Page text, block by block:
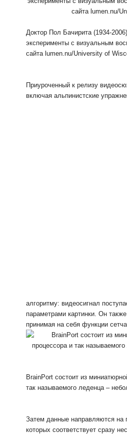
Доктор Пол Бачирита (1934-
эксперименты с визуальным
сайта lumen.nu/University of
Приуроченный к релизу
включая альпинистские
алгоритму: видеосигнал
параметрами картинки. Он
принимая на себя функции
BrainPort состоит из
так называемого леденца –
Затем данные направляются на
которых соответствует сразу